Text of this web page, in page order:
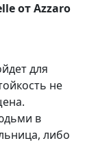
от Azzaro
для
не
в
либо